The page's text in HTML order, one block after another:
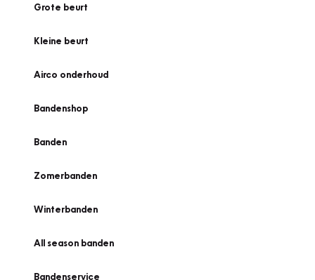
Grote beurt
Kleine beurt
Airco onderhoud
Bandenshop
Banden
Zomerbanden
Winterbanden
All season banden
Bandenservice